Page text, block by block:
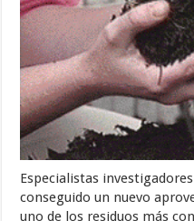
Especialistas
conseguido un nuevo
uno de los residuos más